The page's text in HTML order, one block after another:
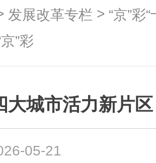
发展改革专栏 > “京”彩
”彩
大城市活力新片
05-21